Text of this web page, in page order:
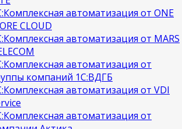
автоматизация от ONE
CLOUD
автоматизация от MARS
автоматизация от
компаний 1С:ВДГБ
автоматизация от VDI
автоматизация от